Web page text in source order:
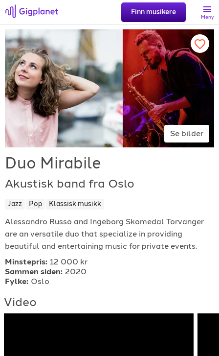
Finn musikere
Meny
Søk
Favoritter
Logg inn
Registrer artist
Gigplanet
For arrangører
For musiker
Support
Se bilder
Duo Mirabile
Akustisk band fra Oslo
Jazz Pop Klassisk musikk
Alessandro Russo and Ingeborg Skomedal Torvanger
are an versatile duo that specialize in providing
beautiful and entertaining music for private events.
Minstepris: 12 000 kr
Sammen siden: 2020
Fylke: Oslo
Video